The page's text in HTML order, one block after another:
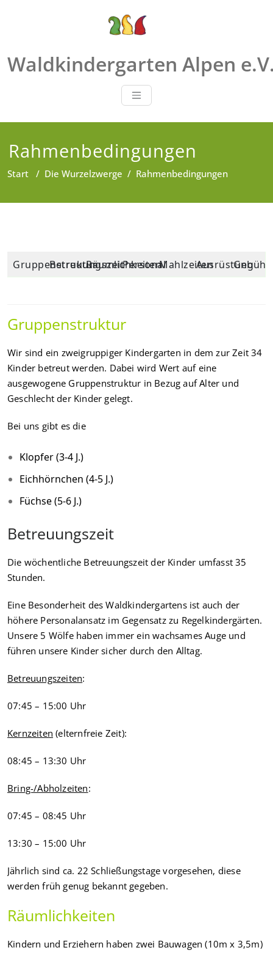
Waldkindergarten Alpen
Rahmenbedingungen
Start / Die Wurzelzwerge / Rahmenbedingungen
Gruppenstruktur
BetreuungszeitRäumlichkeiten
PersonalMahlzeitenAusrüstung
Gruppenstruktur
Wir sind ein zweigruppiger Kindergarten in dem zur Zeit 34
Kinder betreut werden. Dabei wird Wert auf eine
ausgewogene Gruppenstruktur in Bezug auf Alter und
Geschlecht der Kinder gelegt.
Bei uns gibt es die
Klopfer (3-4 J.)
Eichhörnchen (4-5 J.)
Füchse (5-6 J.)
Betreuungszeit
Die wöchentliche Betreuungszeit der Kinder umfasst 35
Stunden.
Eine Besonderheit des Waldkindergartens ist auch der
höhere Personalansatz im Gegensatz zu Regelkindergärten.
Unsere 5 Wölfe haben immer ein wachsames Auge und
führen unsere Kinder sicher durch den Alltag.
Betreuungszeiten:
07:45 – 15:00 Uhr
Kernzeiten (elternfreie Zeit):
08:45 – 13:30 Uhr
Bring-/Abholzeiten:
07:45 – 08:45 Uhr
13:30 – 15:00 Uhr
Jährlich sind ca. 22 Schließungstage vorgesehen, diese
werden früh genug bekannt gegeben.
Räumlichkeiten
Kindern und Erziehern haben zwei Bauwagen (10m x 3,5m)